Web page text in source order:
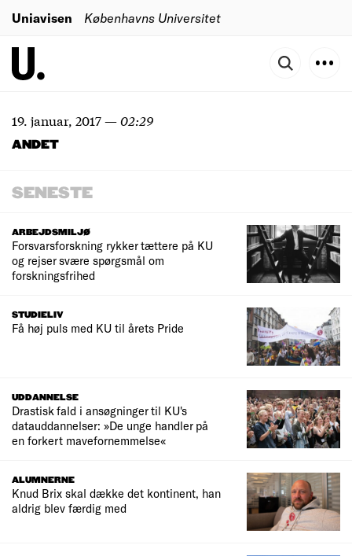
Uniavisen Københavns Universitet
19. januar, 2017—02:29
ANDET
SENESTE
ARBEJDSMILJØ
Forsvarsforskning rykker tættere på KU
og rejser svære spørgsmål om
forskningsfrihed
STUDIELIV
Få høj puls med KU til årets Pride
UDDANNELSE
Drastisk fald i ansøgninger til KU's
datauddannelser: »De unge handler på
en forkert mavefornemmelse«
ALUMNERNE
Knud Brix skal dække det kontinent, han
aldrig blev færdig med